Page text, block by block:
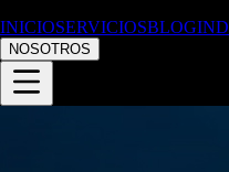
INICIOSERVICIOSBLOG
NOSOTROS